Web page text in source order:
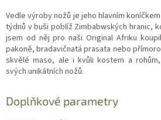
Vedle výroby nožů je jeho hlavním
týdnů v buši poblíž Zimbabwských hranic,
jsem od něj pro naši Original Afriku
pakoně, bradavičnatá prasata nebo
skvělé maso, ale i kvůli kostem a
svých unikátních nožů.
Doplňkové parametry